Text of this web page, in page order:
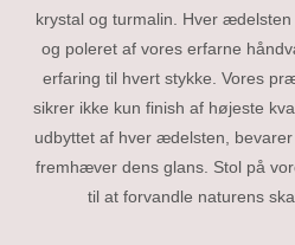
krystal og turmalin. Hver
og poleret af vores erfarne
erfaring til hvert stykke. Vores
sikrer ikke kun finish af højeste
udbyttet af hver ædelsten,
fremhæver dens glans. Stol på
til at forvandle naturens